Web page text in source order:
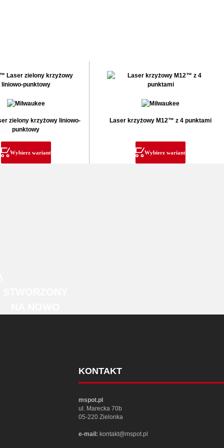
zielony krzyżowy liniowo-
punktowy
Wybierz wariant
Laser krzyżowy M12™ z 4 punktami
Wybierz wariant
KONTAKT
mspot.pl
ul. Marecka 70b
05-220 Zielonka
e-mail: kontakt@mspot.pl